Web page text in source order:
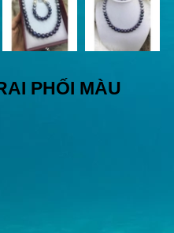
PHỐI MÀU